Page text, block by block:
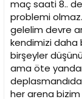
maç saati 8..
problemi
gelelim devre
kendimizi daha
birşeyler
ama öte
her arena